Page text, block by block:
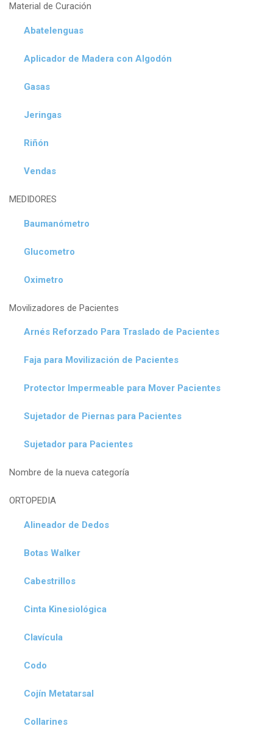
Material de Curación
Abatelenguas
Aplicador de Madera con Algodón
Gasas
Jeringas
Riñón
Vendas
MEDIDORES
Baumanómetro
Glucometro
Oximetro
Movilizadores de Pacientes
Arnés Reforzado Para Traslado de Pacientes
Faja para Movilización de Pacientes
Protector Impermeable para Mover Pacientes
Sujetador de Piernas para Pacientes
Sujetador para Pacientes
Nombre de la nueva categoría
ORTOPEDIA
Alineador de Dedos
Botas Walker
Cabestrillos
Cinta Kinesiológica
Clavícula
Codo
Cojín Metatarsal
Collarines